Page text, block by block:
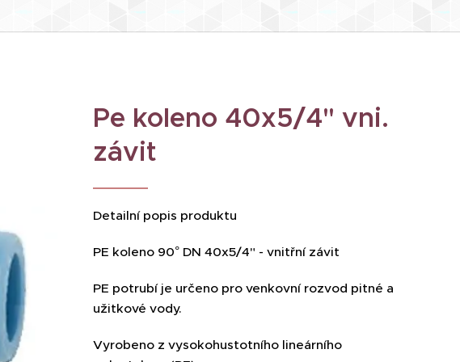
Pe koleno 40x5/4" vni.
závit
Detailní popis produktu
PE koleno 90° DN 40x5/4" - vnitřní závit
PE potrubí je určeno pro venkovní rozvod pitné a
užitkové vody.
Vyrobeno z vysokohustotního lineárního